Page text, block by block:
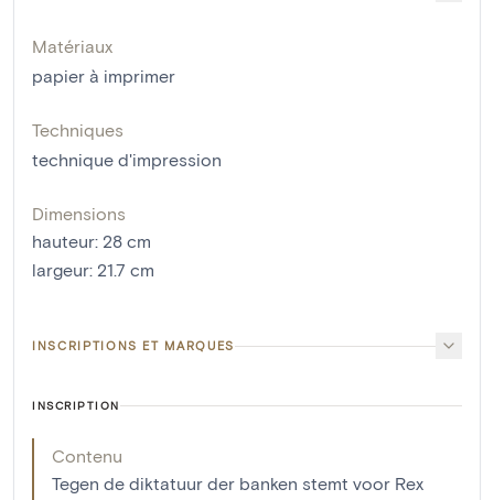
Matériaux
papier à imprimer
Techniques
technique d'impression
Dimensions
hauteur: 28 cm
largeur: 21.7 cm
INSCRIPTIONS ET MARQUES
INSCRIPTION
Contenu
Tegen de diktatuur der banken stemt voor Rex